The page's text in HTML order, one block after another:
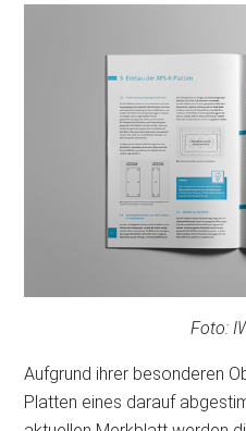
Foto:
Aufgrund ihrer besonderen
Platten eines darauf